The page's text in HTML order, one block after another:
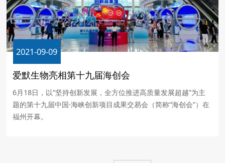
爱默生物亮相第十九届海创会
2021-09-09
6月18日，以“坚持创新发展，全方位推进高质量发展超越”为主
题的第十九届中国·海峡创新项目成果交易会（简称“海创会”）在
福州开幕。